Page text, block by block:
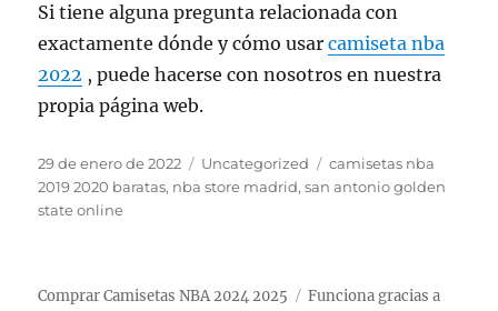
Si tiene alguna pregunta relacionada con
exactamente dónde y cómo usarcamiseta nba
2022 , puede hacerse con nosotros en nuestra
propia página web.
Publicado
el
29 de enero de 2022 Categorías
Uncategorized Etiquetas
camisetas nba
2019 2020 baratas, nba store madrid,san antonio golden
state online
Comprar Camisetas NBA 2024 2025
Funciona gracias a